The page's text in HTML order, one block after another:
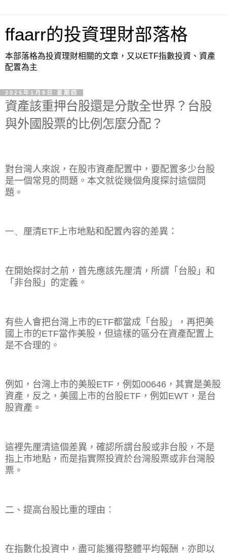
ffaarr的投資理財部落格
本部落格為投資理財相關的文章，又以ETF指數投資、資產
配置為主
2025年1月9日 星期四
資產該重押台股還是分散全世界？台股
與外國股票的比例怎麼分配？
對台灣人來說，在股市資產配置中，要配置多少台股
是一個常見的問題。本文就從幾個角度探討這個問
題。
一、 厘清ETF上市地點和配置內容的差異：
在開始探討之前，首先應該先厘清，所謂「台股」和
「非台股」的定義。
有些人會把台灣上市的ETF都當成「台股」，再把美
國上市的ETF當作美股，但這樣的區分在資產配置上
是不合理的。
例如，台灣上市的美股ETF ，例如00646 ，其實是美股
資產，反之，美國上市的台股ETF ，例如 EWT ，是台
股資產。
這裡先厘清這個差異，確認所謂台股或非台股，不是
指上市地點，而是指實際投資於台灣股票或非台灣股
票。
二、提高台股比重的理由：
在指數化投資中，盡可能獲得整體平均報酬，亦即以